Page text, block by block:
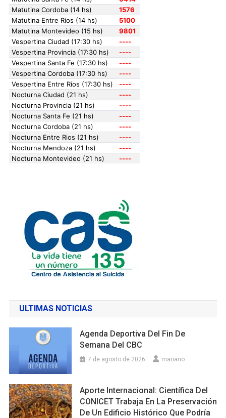
ULTIMAS NOTICIAS
Agenda Deportiva Del Fin De
Semana Del CBC
7 de agosto de 2026 mariano
Aporte Internacional: Científica Del
CONICET Trabaja En La Preservación
De Un Edificio Histórico Que Podría